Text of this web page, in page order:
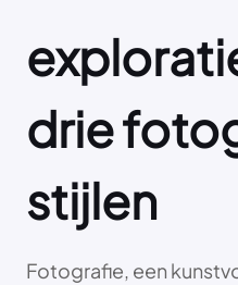
drie
stijlen
Fotografie, een